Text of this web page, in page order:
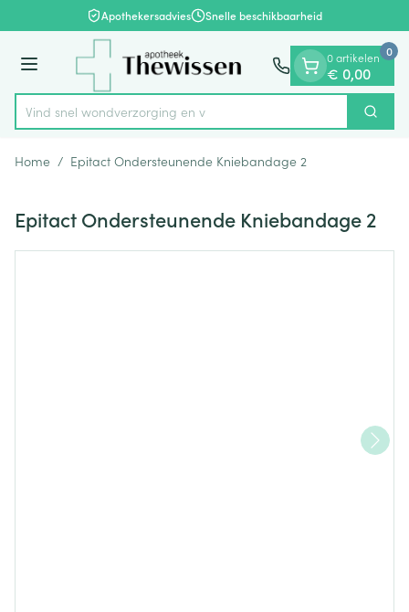
Ga naar de inhoudApothekersadvies Snelle beschikbaarheid
Menu
Product, merk, categorie...
Vind snel wondverzorg Zoek
0 artikelen
€ 0,00
0
Home / Epitact Ondersteunende Kniebandage 2
Epitact Ondersteunende Kniebandage 2